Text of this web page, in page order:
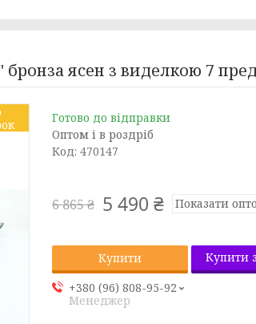
ясен з виделкою 7
Готово до відправки
Оптом і в роздріб
Код: 470147
6 865 ₴ 5 490 ₴ Показати
Купити
Купити з
+380 (96) 808-95-92
Менеджер